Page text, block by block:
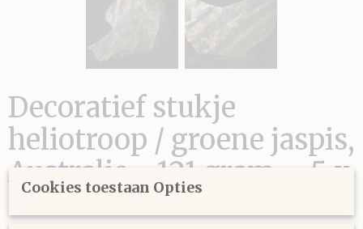
Decoratief stukje
heliotroop / groene jaspis,
Australie - 121 gram - ,5 x
Cookies toestaan Opties